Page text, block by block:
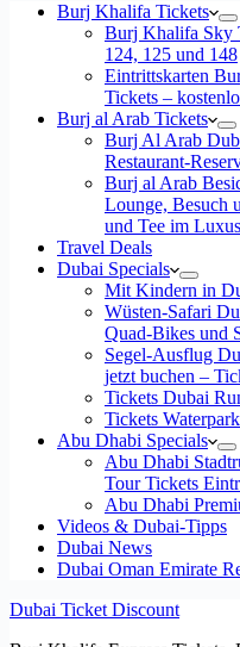
Burj Khalifa Tickets
Burj Khalifa Sky
124, 125 und 148
Eintrittskarten
Tickets –
Burj al Arab Tickets
Burj Al Arab
Restaurant-
Burj al Arab
Lounge, Besuch
und Tee im
Travel Deals
Dubai Specials
Mit Kindern in
Wüsten-Safari
Quad-Bikes und
Segel-Ausflug
jetzt buchen –
Tickets Dubai
Tickets
Abu Dhabi Specials
Abu Dhabi
Tour Tickets
Abu Dhabi
Videos & Dubai-Tipps
Dubai News
Dubai Oman Emirate
Dubai Ticket Discount